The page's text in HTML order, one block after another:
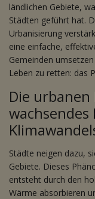
ländlichen Gebiete,
Städten geführt hat.
Urbanisierung
eine einfache,
Gemeinden
Leben zu retten: das
Die urbanen
wachsendes
Städte neigen dazu,
Gebiete. Dieses
entsteht durch den
Wärme absorbieren